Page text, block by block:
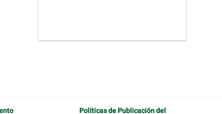
Políticas de Publicación del